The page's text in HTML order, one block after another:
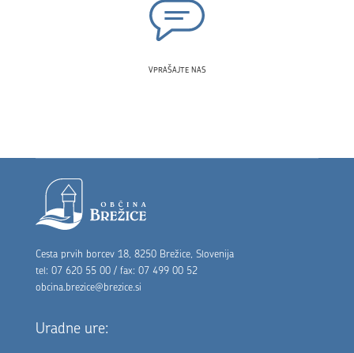
VPRAŠAJTE NAS
Noga strani
Cesta prvih borcev 18, 8250 Brežice, Slovenija
tel: 07 620 55 00 / fax: 07 499 00 52
obcina.brezice@brezice.si
Uradne ure: